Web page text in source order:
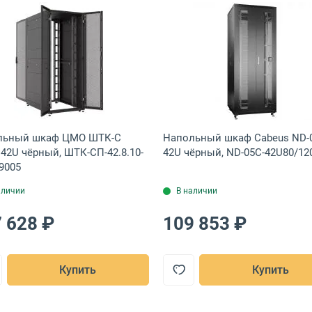
1-30.7.9-43АА
ЦМО ШТК-М 48U чёрный, ШТК-М-48.8.10-88АА-9005
Открыть товар: Напольный шкаф ЦМО ШТК-С Проф
шкаф ЦМО ШТК-С
чёрный, ШТК-СП-42.8.10-
628 ₽
Купить
Открыть
Напольный шкаф Cabeus ND-
42U чёрный, ND-05C-42U80/
В наличии
109 853 ₽
Купить